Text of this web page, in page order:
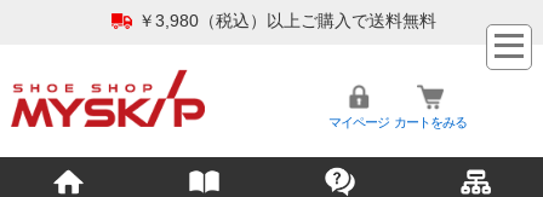
￥3,980（税込）以上ご購入で送料無料
マイページ カートをみる